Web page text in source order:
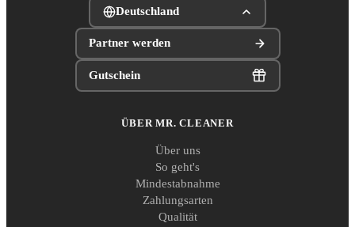
Deutschland
Partner werden
Gutschein
ÜBER MR. CLEANER
Über uns
So geht's
Mindestabnahme
Zahlungsarten
Qualität